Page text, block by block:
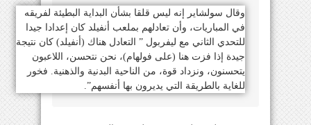
وقال سولشاير إنه ليس قلقا بشأن البداية البطيئة لفريقه
في المباريات، وأن تعادلهم بملعب أنفيلد كان إعدادا جيدا
للتحدي الثاني مع ليفربول ” التعادل هناك (أنفيلد) كان نتيجة
جيدة إذا فزت هنا (على فولهام)، نحن نتحسن، اللاعبون
يتحسنون، ونزداد قوة، من الناحية البدنية والذهنية. فخور
للغاية بالطريقة التي يديرون بها أنفسهم”.